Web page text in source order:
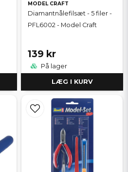
MODEL CRAFT
Diamantnålefilsæt - 5 filer -
PFL6002 - Model Craft
139 kr
På lager
LÆG I KURV